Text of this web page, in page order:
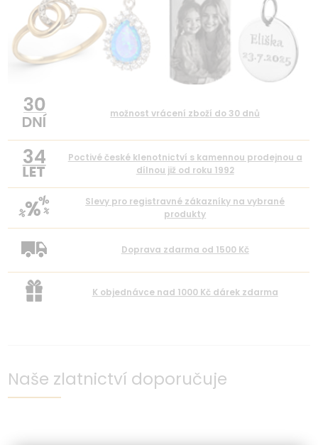
možnost vrácení zboží do 30 dnů
34
Poctivé české klenotnictví s kamennou prodejnou a
dílnou již od roku 1992
Slevy pro registravné zákazníky na vybrané
produkty
Doprava zdarma od 1500 Kč
K objednávce nad 1000 Kč dárek zdarma
Naše zlatnictví doporučuje